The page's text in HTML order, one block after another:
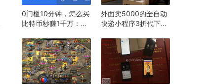
0门槛10分钟，怎么买
比特币秒赚1千万：是
外面卖5000的全自动
快递小程序3折代下